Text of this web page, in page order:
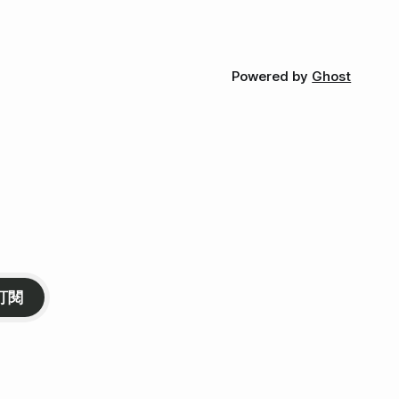
Powered by Ghost
閱